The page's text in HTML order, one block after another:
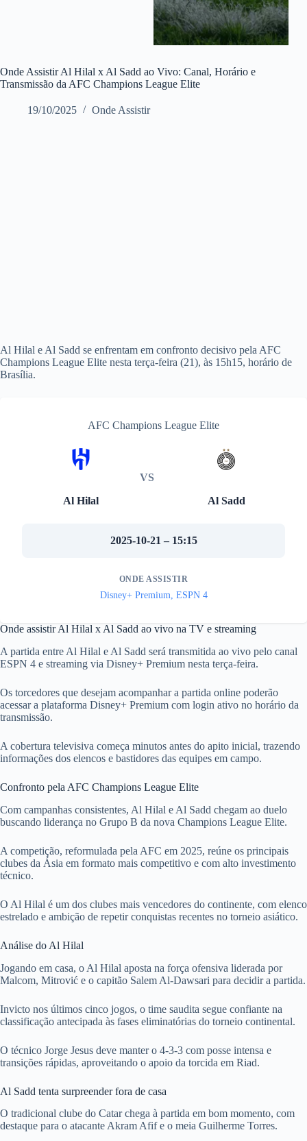
Onde Assistir Al Hilal x Al Sadd ao Vivo: Canal, Horário e
Transmissão da AFC Champions League Elite
19/10/2025 Onde Assistir
Al Hilal e Al Sadd se enfrentam em confronto decisivo pela AFC
Champions League Elite nesta terça-feira (21), às 15h15, horário de
Brasília.
AFC Champions League Elite
Al Hilal
VS
Al Sadd
2025-10-21 – 15:15
ONDE ASSISTIR
Disney+ Premium, ESPN 4
Onde assistir Al Hilal x Al Sadd ao vivo na TV e streaming
A partida entre Al Hilal e Al Sadd será transmitida ao vivo pelo canal
ESPN 4 e streaming via Disney+ Premium nesta terça-feira.
Os torcedores que desejam acompanhar a partida online poderão
acessar a plataforma Disney+ Premium com login ativo no horário da
transmissão.
A cobertura televisiva começa minutos antes do apito inicial, trazendo
informações dos elencos e bastidores das equipes em campo.
Confronto pela AFC Champions League Elite
Com campanhas consistentes, Al Hilal e Al Sadd chegam ao duelo
buscando liderança no Grupo B da nova Champions League Elite.
A competição, reformulada pela AFC em 2025, reúne os principais
clubes da Ásia em formato mais competitivo e com alto investimento
técnico.
O Al Hilal é um dos clubes mais vencedores do continente, com elenco
estrelado e ambição de repetir conquistas recentes no torneio asiático.
Análise do Al Hilal
Jogando em casa, o Al Hilal aposta na força ofensiva liderada por
Malcom, Mitrović e o capitão Salem Al-Dawsari para decidir a partida.
Invicto nos últimos cinco jogos, o time saudita segue confiante na
classificação antecipada às fases eliminatórias do torneio continental.
O técnico Jorge Jesus deve manter o 4-3-3 com posse intensa e
transições rápidas, aproveitando o apoio da torcida em Riad.
Al Sadd tenta surpreender fora de casa
O tradicional clube do Catar chega à partida em bom momento, com
destaque para o atacante Akram Afif e o meia Guilherme Torres.